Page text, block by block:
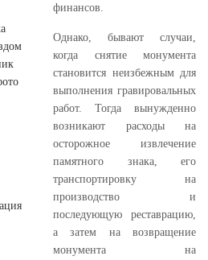
финансов.
Однако, бывают случаи,
когда снятие монумента
становится неизбежным для
выполнения гравировальных
работ. Тогда вынужденно
возникают расходы на
осторожное извлечение
памятного знака, его
транспортировку на
производство и
последующую реставрацию,
а затем на возвращение
монумента на